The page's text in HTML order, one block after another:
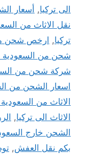
الى تركيا, أسعار
نقل الاثاث من
تركيا, ارخص شحن
شحن من السعودية
شركة شحن من
اسعار الشحن من
الاثاث من
الاثاث الى تركيا,
الشحن خارج
بكم نقل العفش,